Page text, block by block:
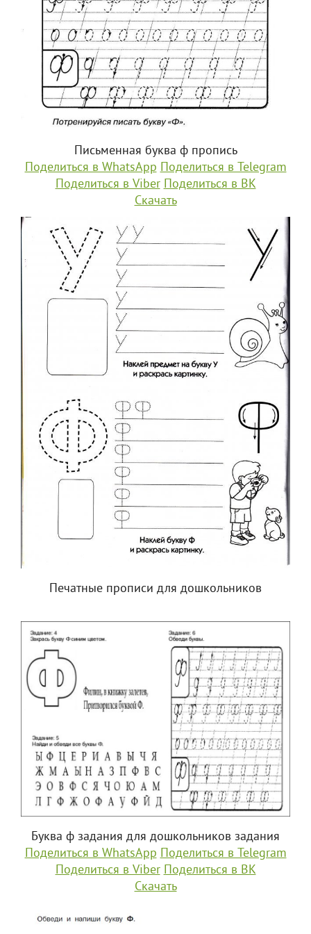
Письменная буква ф пропись
Поделиться в WhatsApp Поделиться в Telegram
Поделиться в Viber Поделиться в ВК
Скачать
Печатные прописи для дошкольников
Буква ф задания для дошкольников задания
Поделиться в WhatsApp Поделиться в Telegram
Поделиться в Viber Поделиться в ВК
Скачать